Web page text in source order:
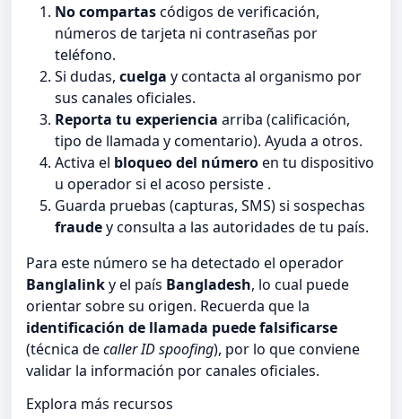
No compartascódigos de verificación,
números de tarjeta ni contraseñas por
teléfono.
Si dudas, cuelga y contacta al organismo por
sus canales oficiales.
Reporta tu experiencia arriba (calificación,
tipo de llamada y comentario). Ayuda a otros.
Activa el bloqueo del númeroen tu dispositivo
u operador si el acoso persiste .
Guarda pruebas (capturas, SMS) si sospechas
fraudey consulta a las autoridades de tu país.
Para este número se ha detectado el operador
Banglalinky el país Bangladesh, lo cual puede
orientar sobre su origen. Recuerda que la
identificación de llamada puede falsificarse
(técnica decaller ID spoofing), por lo que conviene
validar la información por canales oficiales.
Explora más recursos